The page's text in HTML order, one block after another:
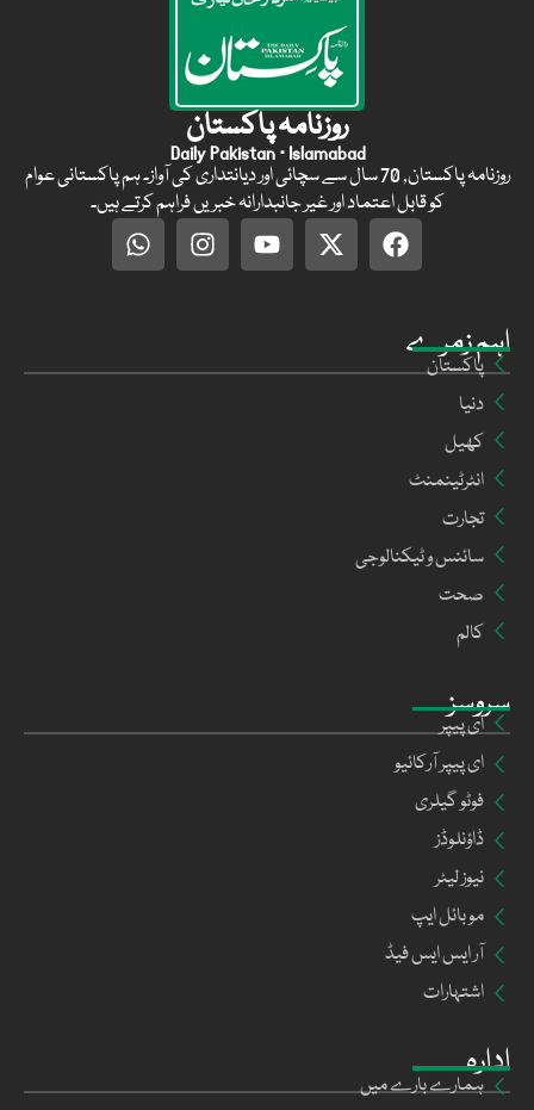
ادارہ
ہمارے بارے میں
سروسز
ای پیپر
ای پیپر آرکائیو
فوٹو گیلری
ڈاؤنلوڈز
نیوز لیٹر
موبائل ایپ
آر ایس ایس فیڈ
اشتہارات
اہم زمرے
پاکستان
دنیا
کھیل
انٹرٹینمنٹ
تجارت
سائنس و ٹیکنالوجی
صحت
کالم
روزنامہ پاکستان
Daily Pakistan · Islamabad
روزنامہ پاکستان, 70 سال سے سچائی اور دیانتداری کی آواز۔ ہم پاکستانی عوام
کو قابل اعتماد اور غیر جانبدارانہ خبریں فراہم کرتے ہیں۔